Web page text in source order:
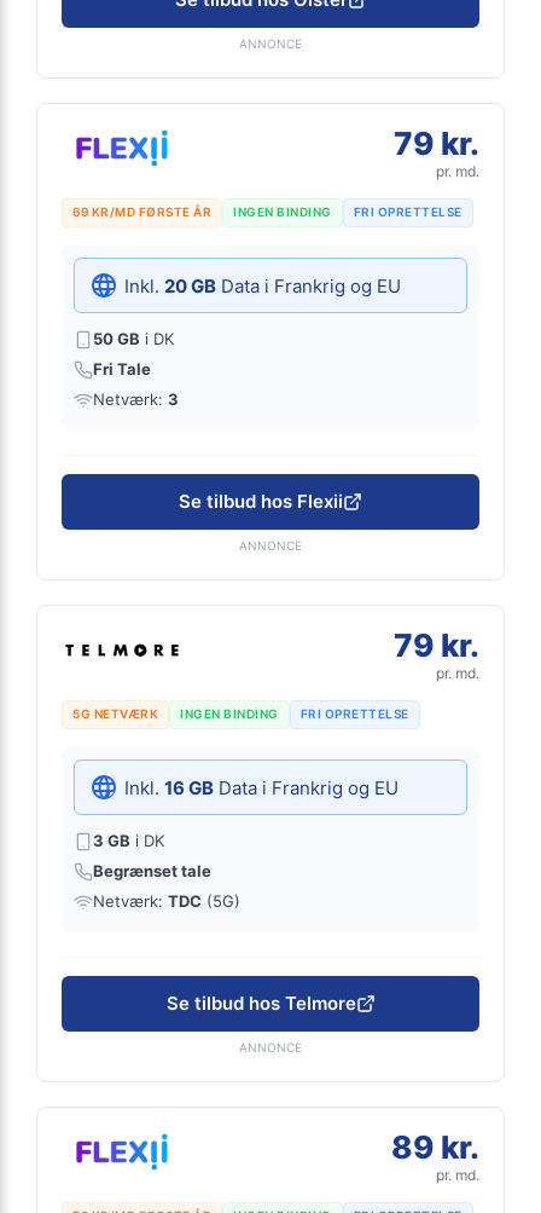
ANNONCE
79 kr.
pr. md.
69 KR/MD FØRSTE ÅR INGEN BINDING FRI OPRETTELSE
Inkl. 20 GB Data i Frankrig og EU
50 GB i DK
Fri Tale
Netværk: 3
Se tilbud hos Flexii
ANNONCE
79 kr.
pr. md.
5G NETVÆRK INGEN BINDING FRI OPRETTELSE
Inkl. 16 GB Data i Frankrig og EU
3 GB i DK
Begrænset tale
Netværk: TDC (5G)
Se tilbud hos Telmore
ANNONCE
89 kr.
pr. md.